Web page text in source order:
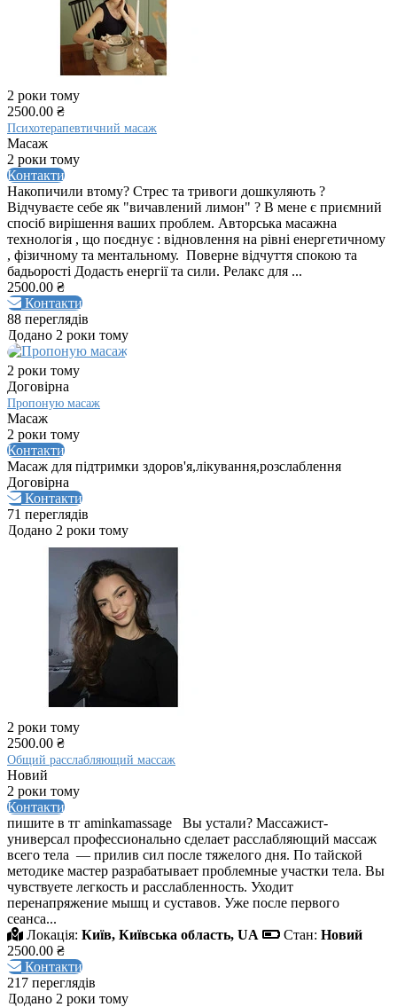
2 роки тому
2500.00 ₴
Психотерапевтичний масаж
Масаж
2 роки тому
Контакти
Накопичили втому? Стрес та тривоги дошкуляють ?
Відчуваєте себе як "вичавлений лимон" ? В мене є приємний
спосіб вирішення ваших проблем. Авторська масажна
технологія , що поєднує : відновлення на рівні енергетичному
, фізичному та ментальному. Поверне відчуття спокою та
бадьорості Додасть енергії та сили. Релакс для ...
2500.00 ₴
Контакти
88 переглядів
Додано 2 роки тому
2 роки тому
Договірна
Пропоную масаж
Масаж
2 роки тому
Контакти
Масаж для підтримки здоров'я,лікування,розслаблення
Договірна
Контакти
71 переглядів
Додано 2 роки тому
2 роки тому
2500.00 ₴
Общий расслабляющий массаж
Новий
2 роки тому
Контакти
пишите в тг aminkamassage Вы устали? Массажист-
универсал профессионально сделает расслабляющий массаж
всего тела — прилив сил после тяжелого дня. По тайской
методике мастер разрабатывает проблемные участки тела. Вы
чувствуете легкость и расслабленность. Уходит
перенапряжение мышц и суставов. Уже после первого
сеанса...
Локація: Київ, Київська область, UA Стан: Новий
2500.00 ₴
Контакти
217 переглядів
Додано 2 роки тому